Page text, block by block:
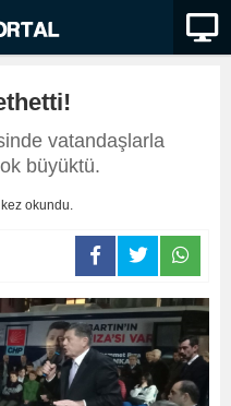
vatandaşlarla
büyüktü.
kez okundu.